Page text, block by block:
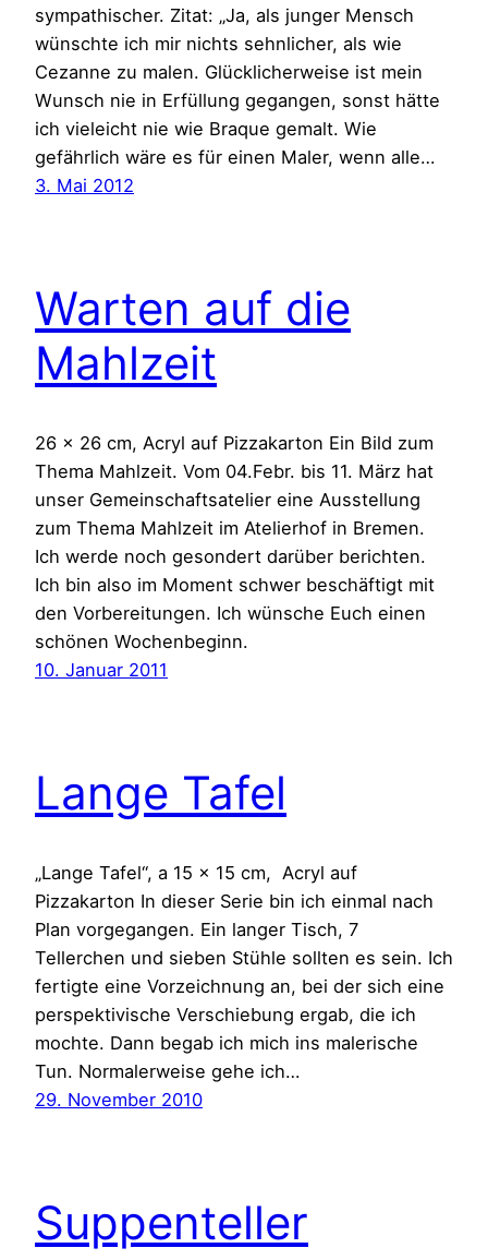
sympathischer. Zitat: „Ja, als junger Mensch
wünschte ich mir nichts sehnlicher, als wie
Cezanne zu malen. Glücklicherweise ist mein
Wunsch nie in Erfüllung gegangen, sonst hätte
ich vieleicht nie wie Braque gemalt. Wie
gefährlich wäre es für einen Maler, wenn alle…
3. Mai 2012
Warten auf die
Mahlzeit
26 x 26 cm, Acryl auf Pizzakarton Ein Bild zum
Thema Mahlzeit. Vom 04.Febr. bis 11. März hat
unser Gemeinschaftsatelier eine Ausstellung
zum Thema Mahlzeit im Atelierhof in Bremen.
Ich werde noch gesondert darüber berichten.
Ich bin also im Moment schwer beschäftigt mit
den Vorbereitungen. Ich wünsche Euch einen
schönen Wochenbeginn.
10. Januar 2011
Lange Tafel
„Lange Tafel“, a 15 x 15 cm, Acryl auf
Pizzakarton In dieser Serie bin ich einmal nach
Plan vorgegangen. Ein langer Tisch, 7
Tellerchen und sieben Stühle sollten es sein. Ich
fertigte eine Vorzeichnung an, bei der sich eine
perspektivische Verschiebung ergab, die ich
mochte. Dann begab ich mich ins malerische
Tun. Normalerweise gehe ich…
29. November 2010
Suppenteller